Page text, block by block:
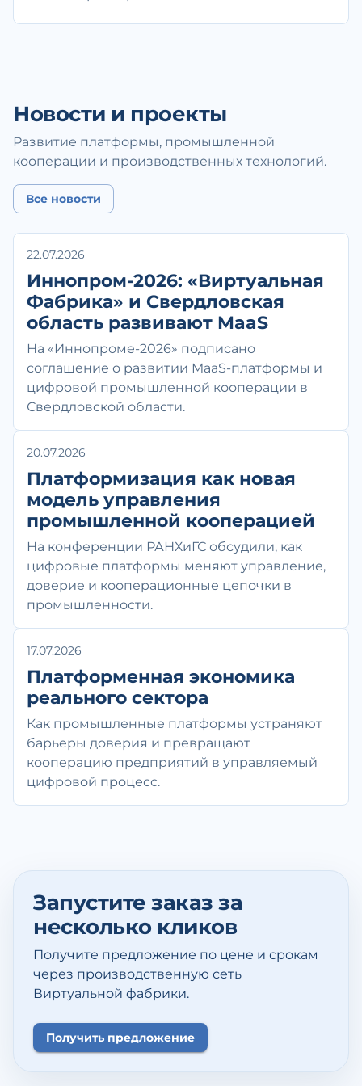
Новости и проекты
Развитие платформы, промышленной
кооперации и производственных технологий.
Все новости
22.07.2026
Иннопром-2026: «Виртуальная
Фабрика» и Свердловская
область развивают MaaS
На «Иннопроме-2026» подписано
соглашение о развитии MaaS-платформы и
цифровой промышленной кооперации в
Свердловской области.
20.07.2026
Платформизация как новая
модель управления
промышленной кооперацией
На конференции РАНХиГС обсудили, как
цифровые платформы меняют управление,
доверие и кооперационные цепочки в
промышленности.
17.07.2026
Платформенная экономика
реального сектора
Как промышленные платформы устраняют
барьеры доверия и превращают
кооперацию предприятий в управляемый
цифровой процесс.
Запустите заказ за
несколько кликов
Получите предложение по цене и срокам
через производственную сеть
Виртуальной фабрики.
Получить предложение